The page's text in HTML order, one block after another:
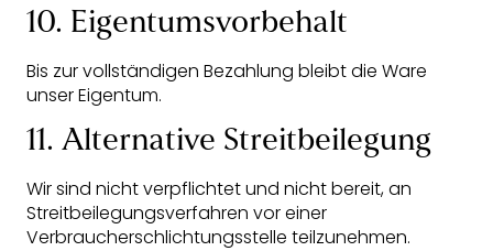
10. Eigentumsvorbehalt
Bis zur vollständigen Bezahlung bleibt die Ware
unser Eigentum.
11. Alternative Streitbeilegung
Wir sind nicht verpflichtet und nicht bereit, an
Streitbeilegungsverfahren vor einer
Verbraucherschlichtungsstelle teilzunehmen.